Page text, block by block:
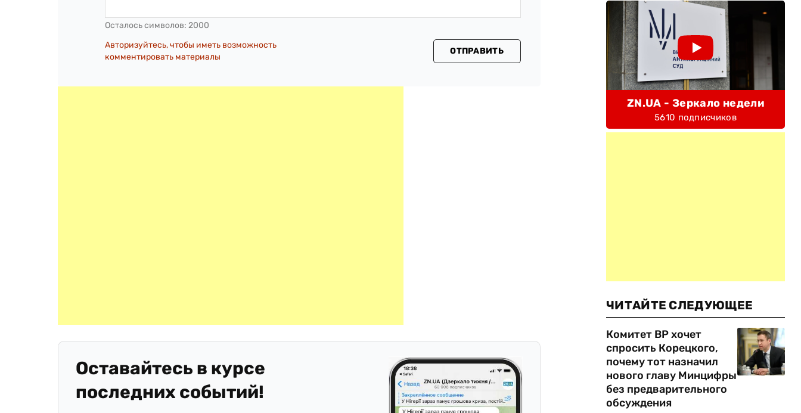
Осталось символов: 2000
Авторизуйтесь, чтобы иметь возможность
комментировать материалы
ОТПРАВИТЬ
Оставайтесь в курсе
последних событий!
ZN.UA - Зеркало недели
5610 подписчиков
ЧИТАЙТЕ СЛЕДУЮЩЕЕ
Комитет ВР хочет
спросить Корецкого,
почему тот назначил
нового главу Минцифры
без предварительного
обсуждения